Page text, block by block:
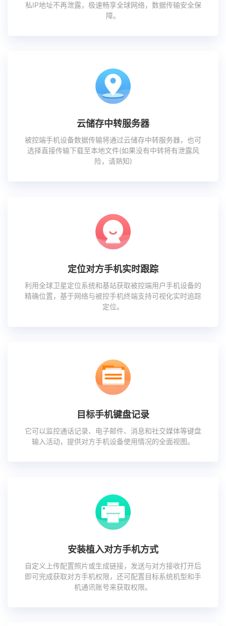
私IP地址不再泄露，极速畅享全球网络，数据传输安全保
障。
云储存中转服务器
被控端手机设备数据传输将通过云储存中转服务器，也可
选择直接传输下载至本地文件(如果没有中转将有泄露风
险，请熟知)
定位对方手机实时跟踪
利用全球卫星定位系统和基站获取被控端用户手机设备的
精确位置，基于网络与被控手机终端支持可视化实时追踪
定位。
目标手机键盘记录
它可以监控通话记录、电子邮件、消息和社交媒体等键盘
输入活动，提供对方手机设备使用情况的全面视图。
安装植入对方手机方式
自定义上传配置照片或生成链接，发送与对方接收打开后
即可完成获取对方手机权限，还可配置目标系统机型和手
机通讯账号来获取权限。